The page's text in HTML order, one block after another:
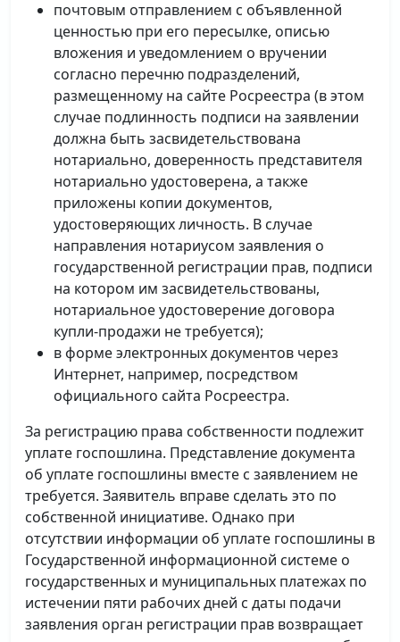
почтовым отправлением с объявленной
ценностью при его пересылке, описью
вложения и уведомлением о вручении
согласно перечню подразделений,
размещенному на сайте Росреестра (в этом
случае подлинность подписи на заявлении
должна быть засвидетельствована
нотариально, доверенность представителя
нотариально удостоверена, а также
приложены копии документов,
удостоверяющих личность. В случае
направления нотариусом заявления о
государственной регистрации прав, подписи
на котором им засвидетельствованы,
нотариальное удостоверение договора
купли-продажи не требуется);
в форме электронных документов через
Интернет, например, посредством
официального сайта Росреестра.
За регистрацию права собственности подлежит
уплате госпошлина. Представление документа
об уплате госпошлины вместе с заявлением не
требуется. Заявитель вправе сделать это по
собственной инициативе. Однако при
отсутствии информации об уплате госпошлины в
Государственной информационной системе о
государственных и муниципальных платежах по
истечении пяти рабочих дней с даты подачи
заявления орган регистрации прав возвращает